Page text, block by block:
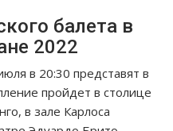
балета в
2022
в 20:30 представят в
пройдет в столице
в зале Карлоса